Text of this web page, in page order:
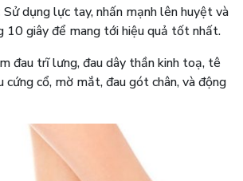
Sử dụng lực tay, nhấn mạnh lên huyệt và
10 giây để mang tới hiệu quả tốt nhất.
đau trĩ lưng, đau dây thần kinh toạ, tê
cứng cổ, mờ mắt, đau gót chân, và động